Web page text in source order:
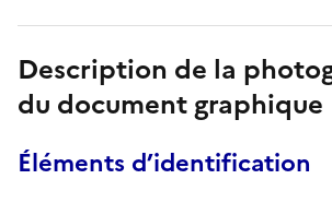
Description de la
du document graphique
Éléments d’identification